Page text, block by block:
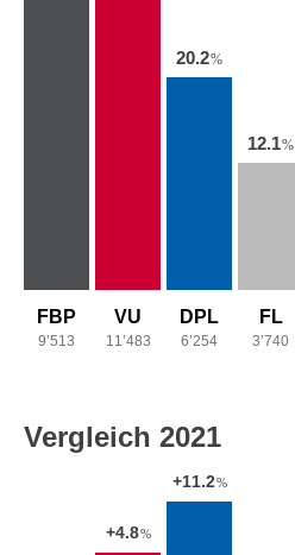
FBP
9’513
VU
11’483
20.2%
DPL
6’254
12.1%
FL
3’740
Vergleich 2021
+4.8%
+11.2%